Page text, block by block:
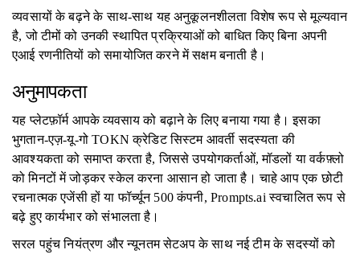
व्यवसायों के बढ़ने के साथ-साथ यह अनुकूलनशीलता विशेष रूप से मूल्यवान
है, जो टीमों को उनकी स्थापित प्रक्रियाओं को बाधित किए बिना अपनी
एआई रणनीतियों को समायोजित करने में सक्षम बनाती है।
अनुमापकता
यह प्लेटफ़ॉर्म आपके व्यवसाय को बढ़ाने के लिए बनाया गया है। इसका
भुगतान-एज़-यू-गो TOKN क्रेडिट सिस्टम आवर्ती सदस्यता की
आवश्यकता को समाप्त करता है, जिससे उपयोगकर्ताओं, मॉडलों या वर्कफ़्लो
को मिनटों में जोड़कर स्केल करना आसान हो जाता है। चाहे आप एक छोटी
रचनात्मक एजेंसी हों या फॉर्च्यून 500 कंपनी, Prompts.ai स्वचालित रूप से
बढ़े हुए कार्यभार को संभालता है।
सरल पहुंच नियंत्रण और न्यूनतम सेटअप के साथ नई टीम के सदस्यों को